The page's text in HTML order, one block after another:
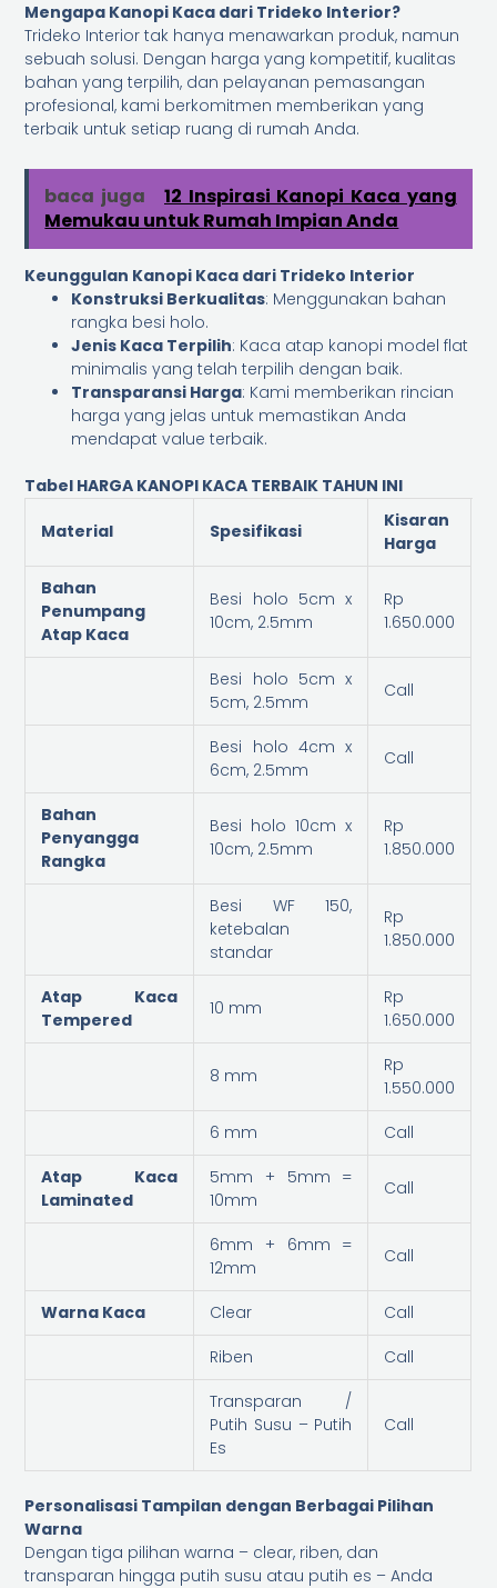
Mengapa Kanopi Kaca dari Trideko Interior?
Trideko Interior tak hanya menawarkan produk, namun
sebuah solusi. Dengan harga yang kompetitif, kualitas
bahan yang terpilih, dan pelayanan pemasangan
profesional, kami berkomitmen memberikan yang
terbaik untuk setiap ruang di rumah Anda.
baca juga
12 Inspirasi Kanopi Kaca yang
Memukau untuk Rumah Impian Anda
Keunggulan Kanopi Kaca dari Trideko Interior
Konstruksi Berkualitas: Menggunakan bahan
rangka besi holo.
Jenis Kaca Terpilih: Kaca atap kanopi model flat
minimalis yang telah terpilih dengan baik.
Transparansi Harga: Kami memberikan rincian
harga yang jelas untuk memastikan Anda
mendapat value terbaik.
Tabel HARGA KANOPI KACA TERBAIK TAHUN INI
Material Spesifikasi
Kisaran
Harga
Bahan
Penumpang
Atap Kaca
Besi holo 5cm x
10cm, 2.5mm
Rp
1.650.000
Besi holo 5cm x
5cm, 2.5mm
Call
Besi holo 4cm x
6cm, 2.5mm
Call
Bahan
Penyangga
Rangka
Besi holo 10cm x
10cm, 2.5mm
Rp
1.850.000
Besi WF 150,
ketebalan
standar
Rp
1.850.000
Atap Kaca
Tempered
10 mm
Rp
1.650.000
8 mm
Rp
1.550.000
6 mm
Call
Atap Kaca
Laminated
5mm + 5mm =
10mm
Call
6mm + 6mm =
12mm
Call
Warna Kaca Clear
Call
Riben
Call
Transparan /
Putih Susu – Putih
Es
Call
Personalisasi Tampilan dengan Berbagai Pilihan
Warna
Dengan tiga pilihan warna – clear, riben, dan
transparan hingga putih susu atau putih es – Anda